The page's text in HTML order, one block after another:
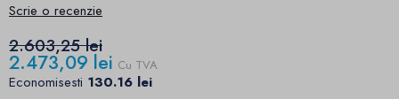
Scrie o recenzie
2.603,25 lei
2.473,09 lei Cu TVA
Economisesti 130.16 lei